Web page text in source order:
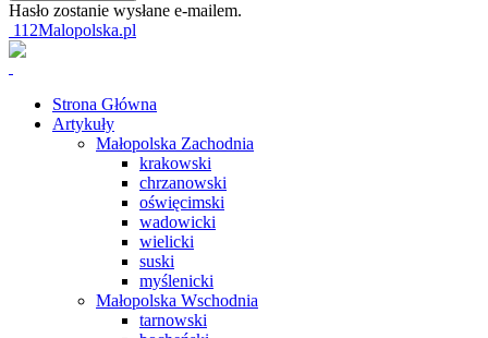
Hasło zostanie wysłane e-mailem.
112Malopolska.pl
Strona Główna
Artykuły
Małopolska Zachodnia
krakowski
chrzanowski
oświęcimski
wadowicki
wielicki
suski
myślenicki
Małopolska Wschodnia
tarnowski